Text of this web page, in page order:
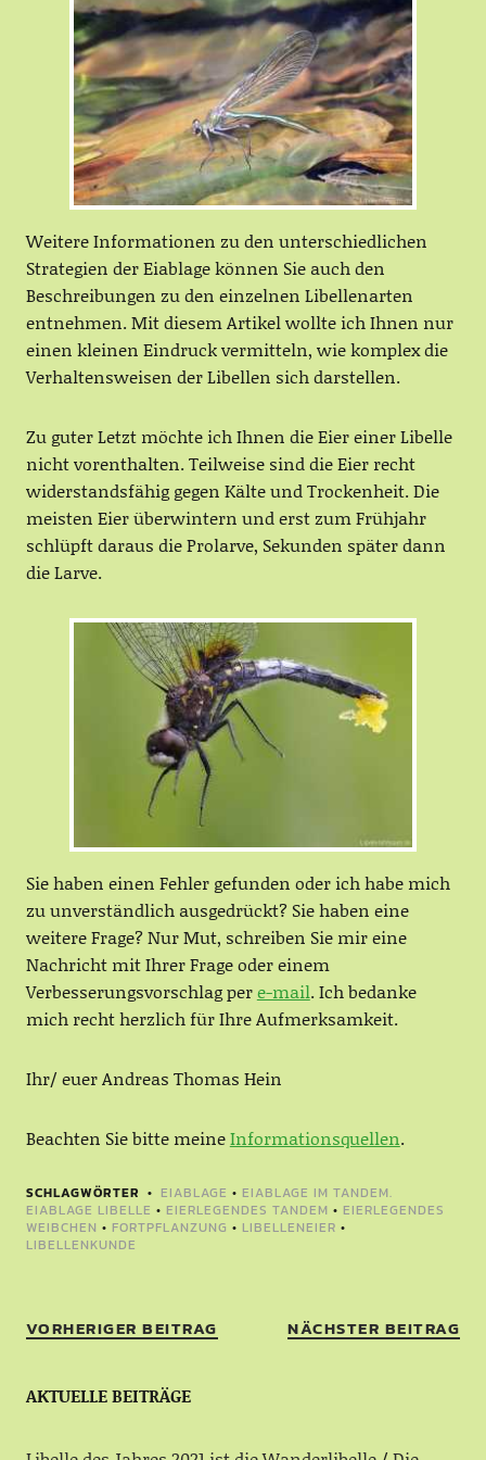
Weitere Informationen zu den unterschiedlichen
Strategien der Eiablage können Sie auch den
Beschreibungen zu den einzelnen Libellenarten
entnehmen. Mit diesem Artikel wollte ich Ihnen nur
einen kleinen Eindruck vermitteln, wie komplex die
Verhaltensweisen der Libellen sich darstellen.
Zu guter Letzt möchte ich Ihnen die Eier einer Libelle
nicht vorenthalten. Teilweise sind die Eier recht
widerstandsfähig gegen Kälte und Trockenheit. Die
meisten Eier überwintern und erst zum Frühjahr
schlüpft daraus die Prolarve, Sekunden später dann
die Larve.
Sie haben einen Fehler gefunden oder ich habe mich
zu unverständlich ausgedrückt? Sie haben eine
weitere Frage? Nur Mut, schreiben Sie mir eine
Nachricht mit Ihrer Frage oder einem
Verbesserungsvorschlag pere-mail. Ich bedanke
mich recht herzlich für Ihre Aufmerksamkeit.
Ihr/ euer Andreas Thomas Hein
Beachten Sie bitte meineInformationsquellen.
SCHLAGWÖRTER EIABLAGE • EIABLAGE IM TANDEM.
EIABLAGE LIBELLE • EIERLEGENDES TANDEM • EIERLEGENDES
WEIBCHEN • FORTPFLANZUNG • LIBELLENEIER •
LIBELLENKUNDE
VORHERIGER BEITRAG NÄCHSTER BEITRAG
AKTUELLE BEITRÄGE